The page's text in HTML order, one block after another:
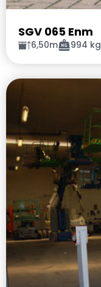
SGV 065 Enm
6,50m 994 kg